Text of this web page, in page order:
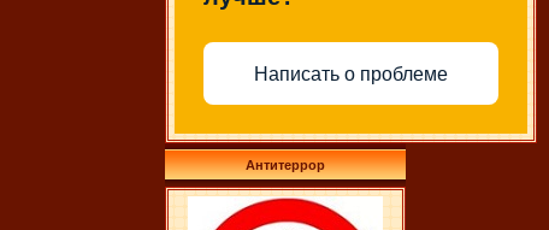
Написать о проблеме
Антитеррор